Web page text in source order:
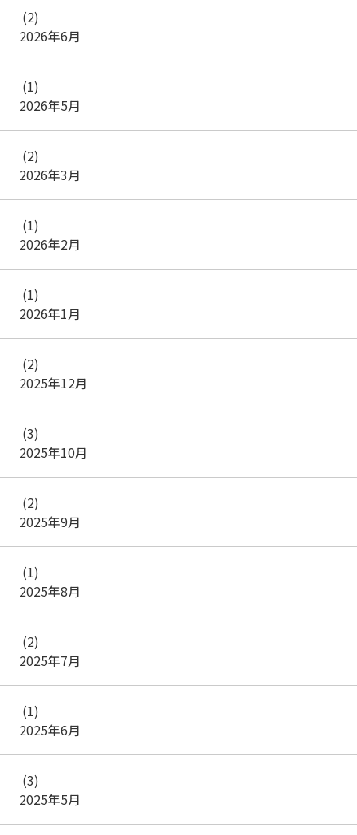
2026年6月
(2)
2026年5月
(1)
2026年3月
(2)
2026年2月
(1)
2026年1月
(1)
2025年12月
(2)
2025年10月
(3)
2025年9月
(2)
2025年8月
(1)
2025年7月
(2)
2025年6月
(1)
2025年5月
(3)